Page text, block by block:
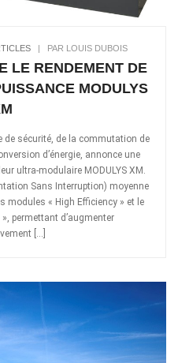
| PAR LOUIS DUBOIS
LE RENDEMENT DE
MODULYS
de sécurité, de la commutation de
d’énergie, annonce une
ultra-modulaire MODULYS XM.
Sans Interruption) moyenne
modules « High Efficiency » et le
permettant d’augmenter
[…]